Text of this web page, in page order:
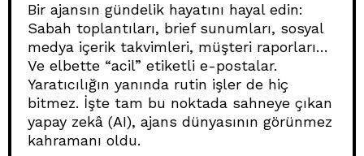
Bir ajansın gündelik hayatını hayal edin:
Sabah toplantıları, brief sunumları, sosyal
medya içerik takvimleri, müşteri raporları…
Ve elbette “acil” etiketli e-postalar.
Yaratıcılığın yanında rutin işler de hiç
bitmez. İşte tam bu noktada sahneye çıkan
yapay zekâ (AI), ajans dünyasının görünmez
kahramanı oldu.